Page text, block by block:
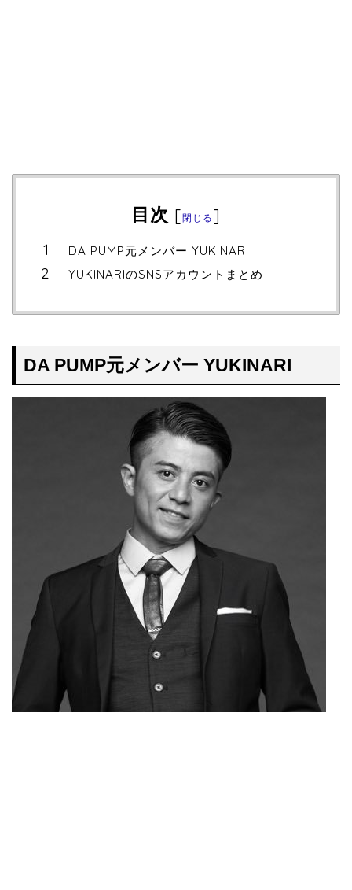
目次 [閉じる ]
DA PUMP元メンバー YUKINARI
YUKINARIのSNSアカウントまとめ
DA PUMP元メンバー YUKINARI